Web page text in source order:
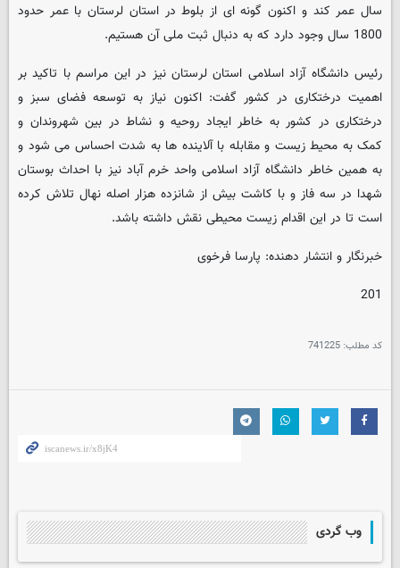
سال عمر کند و اکنون گونه ای از بلوط در استان لرستان با عمر حدود
1800 سال وجود دارد که به دنبال ثبت ملی آن هستیم.
رئیس دانشگاه آزاد اسلامی استان لرستان نیز در این مراسم با تاکید بر
اهمیت درختکاری در کشور گفت: اکنون نیاز به توسعه فضای سبز و
درختکاری در کشور به خاطر ایجاد روحیه و نشاط در بین شهروندان و
کمک به محیط زیست و مقابله با آلاینده ها به شدت احساس می شود و
به همین خاطر دانشگاه آزاد اسلامی واحد خرم آباد نیز با احداث بوستان
شهدا در سه فاز و با کاشت بیش از شانزده هزار اصله نهال تلاش کرده
است تا در این اقدام زیست محیطی نقش داشته باشد.
خبرنگار و انتشار دهنده: پارسا فرخوی
201
کد مطلب: 741225
وب گردی